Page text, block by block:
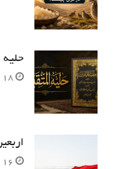
18 جولای 2026
16 جولای 2026